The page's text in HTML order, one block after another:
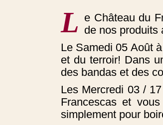
L e Château du
de nos produits
Le Samedi 05 Août
et du terroir! Dans
des bandas et des
Les Mercredi 03 /
Francescas et
simplement pour